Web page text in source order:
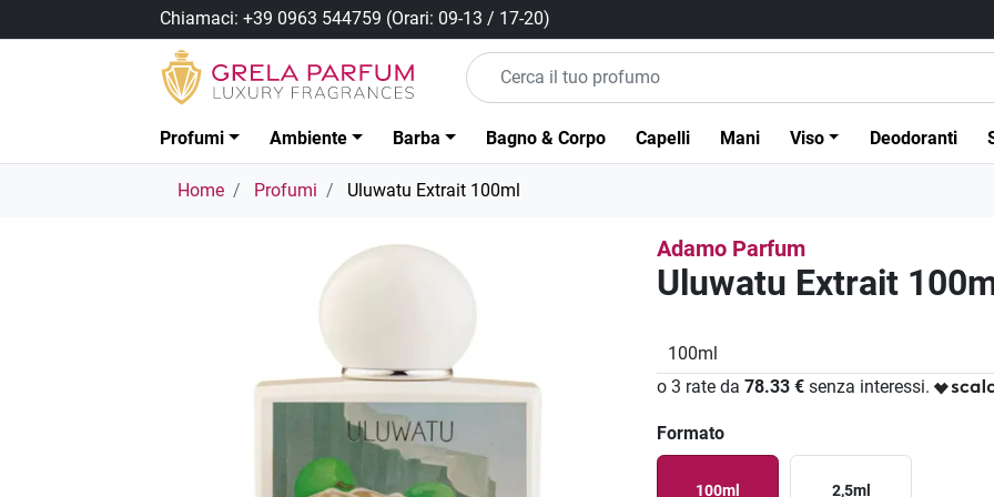
Chiamaci:+39 0963 544759 (Orari: 09-13 / 17-20)
Profumi Ambiente Barba Bagno & Corpo Capelli Mani Viso Deodoranti
Home Profumi Uluwatu Extrait 100ml
Adamo Parfum
Uluwatu Extrait
100ml
o 3 rate da78.33 € senza interessi.
Formato
100ml 2,5ml